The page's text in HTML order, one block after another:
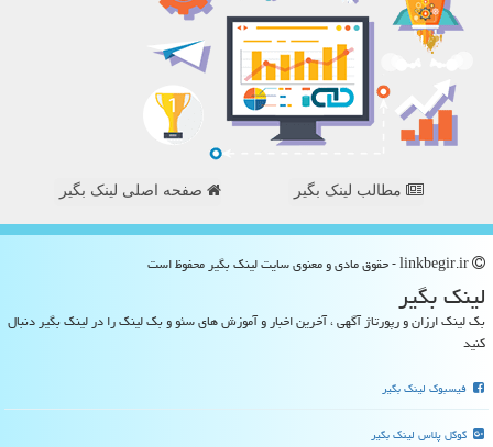
مطالب لینک بگیر صفحه اصلی لینک بگیر
لینك بگیر
بک لینک ارزان و رپورتاژ آگهی ، آخرین اخبار و آموزش های سئو و بک لینک را در لینک بگیر دنبال
کنید
فیسبوک لینک بگیر
گوگل پلاس لینک بگیر